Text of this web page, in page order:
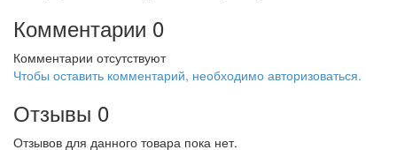
Комментарии 0
Комментарии отсутствуют
Чтобы оставить комментарий, необходимо авторизоваться.
Отзывы 0
Отзывов для данного товара пока нет.